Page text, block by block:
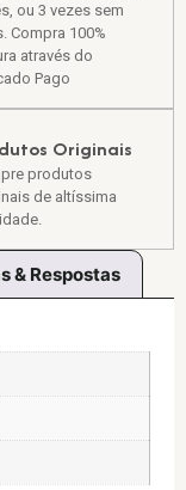
ou 3 vezes sem
Compra 100%
através do
Pago
Originais
produtos
de altíssima
& Respostas